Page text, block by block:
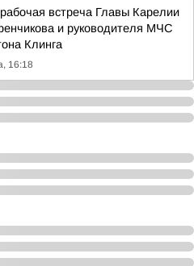
встреча Главы Карелии
и руководителя МЧС
Клинга
16:18